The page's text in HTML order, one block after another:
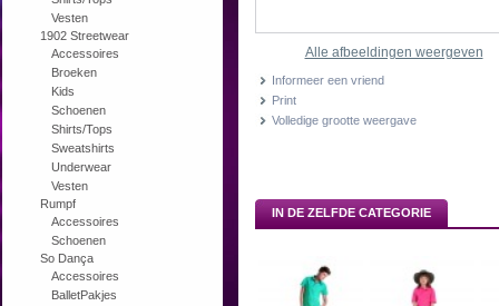
Vesten
1902 Streetwear
Accessoires
Broeken
Kids
Schoenen
Shirts/Tops
Sweatshirts
Underwear
Vesten
Rumpf
Accessoires
Schoenen
So Dança
Accessoires
BalletPakjes
Alle afbeeldingen weergeven
Informeer een vriend
Print
Volledige grootte weergave
IN DE ZELFDE CATEGORIE